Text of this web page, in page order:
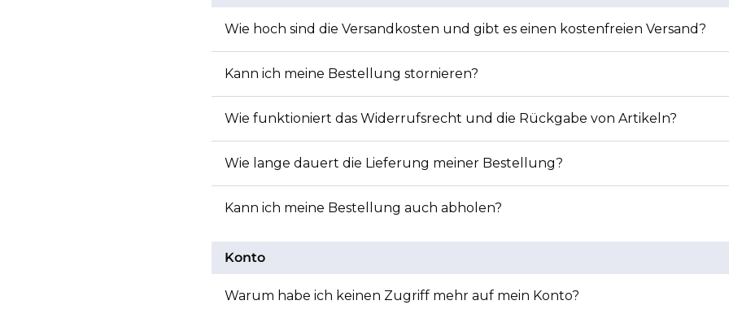
Wie hoch sind die Versandkosten und gibt es einen kostenfreien Versand?
Kann ich meine Bestellung stornieren?
Wie funktioniert das Widerrufsrecht und die Rückgabe von Artikeln?
Wie lange dauert die Lieferung meiner Bestellung?
Kann ich meine Bestellung auch abholen?
Konto
Warum habe ich keinen Zugriff mehr auf mein Konto?